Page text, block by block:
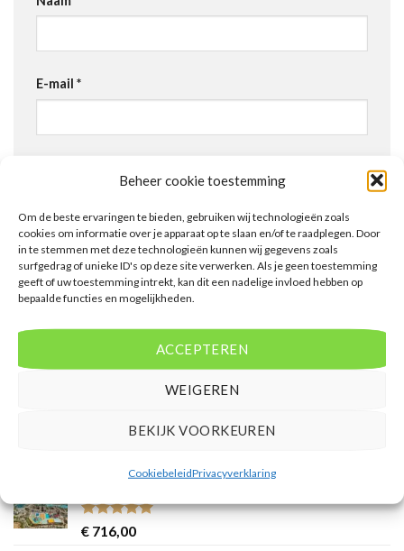
Beheer cookie toestemming
Om de beste ervaringen te bieden, gebruiken wij technologieën zoals
cookies om informatie over je apparaat op te slaan en/of te raadplegen. Door
in te stemmen met deze technologieën kunnen wij gegevens zoals
surfgedrag of unieke ID's op deze site verwerken. Als je geen toestemming
geeft of uw toestemming intrekt, kan dit een nadelige invloed hebben op
bepaalde functies en mogelijkheden.
ACCEPTEREN
WEIGEREN
BEKIJK VOORKEUREN
CookiebeleidPrivacyverklaring
E-mail *
Hotel Pickalbatros Palace Port Ghalib
Gewaardeerd
uit 5
€ 716,00